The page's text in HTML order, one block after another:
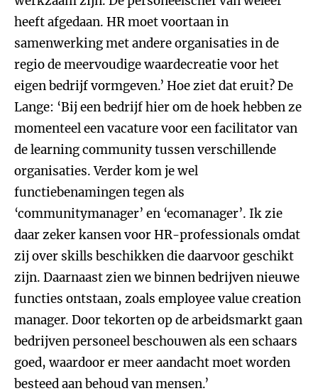
heeft afgedaan. HR moet voortaan in
samenwerking met andere organisaties in de
regio de meervoudige waardecreatie voor het
eigen bedrijf vormgeven.’ Hoe ziet dat eruit? De
Lange: ‘Bij een bedrijf hier om de hoek hebben ze
momenteel een vacature voor een facilitator van
de learning community tussen verschillende
organisaties. Verder kom je wel
functiebenamingen tegen als
‘communitymanager’ en ‘ecomanager’. Ik zie
daar zeker kansen voor HR-professionals omdat
zij over skills beschikken die daarvoor geschikt
zijn. Daarnaast zien we binnen bedrijven nieuwe
functies ontstaan, zoals employee value creation
manager. Door tekorten op de arbeidsmarkt gaan
bedrijven personeel beschouwen als een schaars
goed, waardoor er meer aandacht moet worden
besteed aan behoud van mensen.’